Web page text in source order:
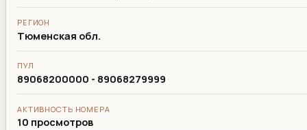
РЕГИОН
Тюменская обл.
ПУЛ
89068200000 - 89068279999
АКТИВНОСТЬ НОМЕРА
10 просмотров